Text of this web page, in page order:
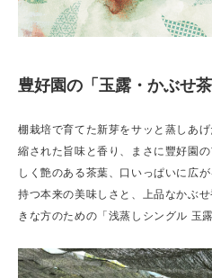
豊好園の「玉露・かぶせ茶
棚栽培で育てた新芽をサッと蒸しあ
縮された旨味と香り、まさに豐好園
しく艶のある茶葉、口いっぱいに広
持つ本来の美味しさと、上品なかぶ
きな方のための「浅蒸しシングル 玉